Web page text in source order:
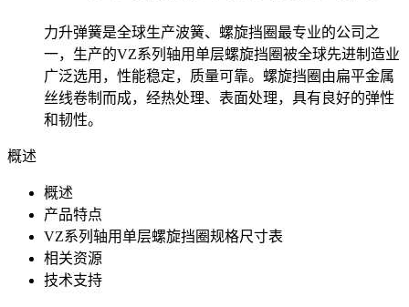
力升弹簧是全球生产波簧、螺旋挡圈最专业的公司之
一，生产的VZ系列轴用单层螺旋挡圈被全球先进制造业
广泛选用，性能稳定，质量可靠。螺旋挡圈由扁平金属
丝线卷制而成，经热处理、表面处理，具有良好的弹性
和韧性。
概述
概述
产品特点
VZ系列轴用单层螺旋挡圈规格尺寸表
相关资源
技术支持